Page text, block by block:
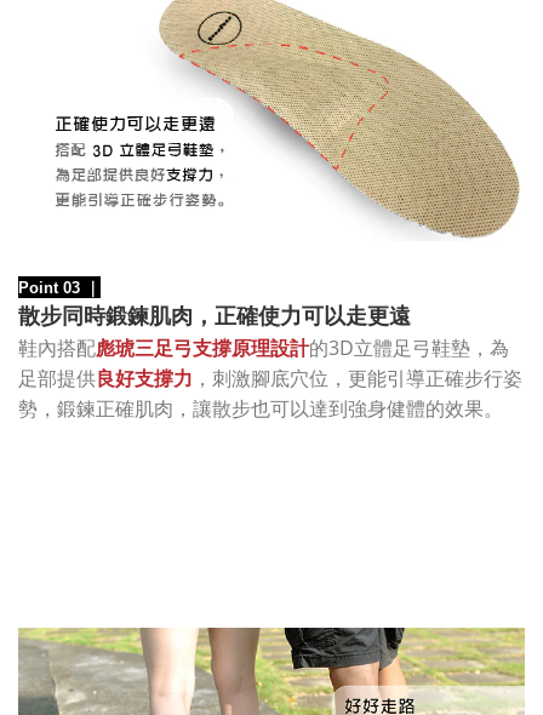
Point 03
散步同時鍛鍊肌肉，正確使力可以走更遠
鞋內搭配彪琥三足弓支撐原理設計的3D立體足弓鞋墊，為
足部提供良好支撐力 ，刺激腳底穴位，更能引導正確步行姿
勢，鍛鍊正確肌肉，讓散步也可以達到強身健體的效果。